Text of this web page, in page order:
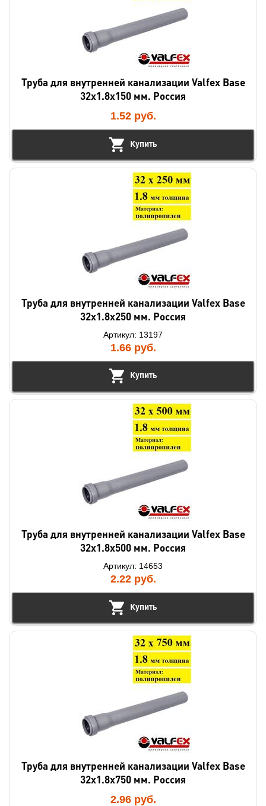
Труба для внутренней канализации Valfex Base
32х1.8х150 мм. Россия
1.52 руб.
Купить
Труба для внутренней канализации Valfex Base
32х1.8х250 мм. Россия
Артикул: 13197
1.66 руб.
Купить
Труба для внутренней канализации Valfex Base
32х1.8х500 мм. Россия
Артикул: 14653
2.22 руб.
Купить
Труба для внутренней канализации Valfex Base
32х1.8х750 мм. Россия
2.96 руб.